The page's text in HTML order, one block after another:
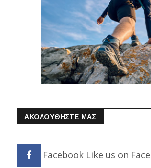
ΑΚΟΛΟΥΘΗΣΤΕ ΜΑΣ
Facebook Like us on